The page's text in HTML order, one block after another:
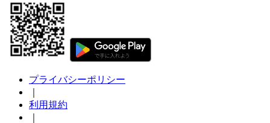
プライバシーポリシー
利用規約